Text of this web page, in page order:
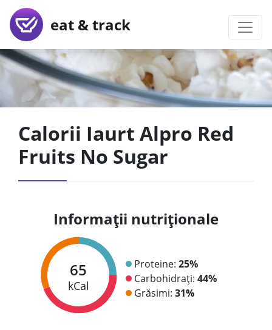
eat & track
Calorii Iaurt Alpro Red
Fruits No Sugar
Informații nutriționale
65
kCal
Proteine: 25%
Carbohidrați: 44%
Grăsimi: 31%